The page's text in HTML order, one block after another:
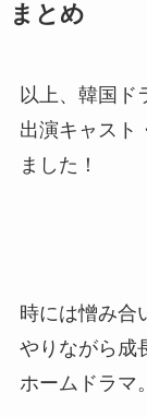
まとめ
以上、韓国ド
出演キャスト
ました！
時には憎み合
やりながら成
ホームドラマ。